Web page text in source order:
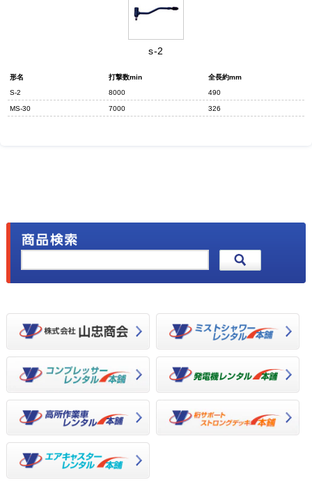
s-2
形名 打撃数min
全長約mm
S-2
8000 490
MS-30 7000 326